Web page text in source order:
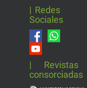
| Redes
Sociales
| Revistas
consorciadas